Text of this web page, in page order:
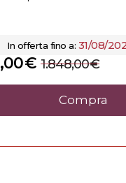
In offerta fino a: 31/08/
€ €
1.848,00
Compra